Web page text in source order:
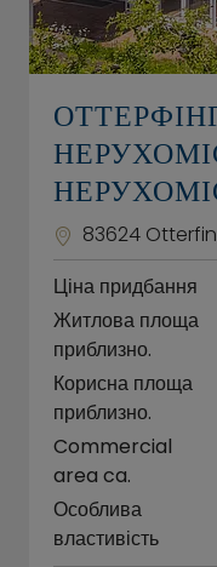
83624
Ціна придбання
Житлова площа
приблизно.
Корисна площа
приблизно.
Commercial
area ca.
Особлива
властивість